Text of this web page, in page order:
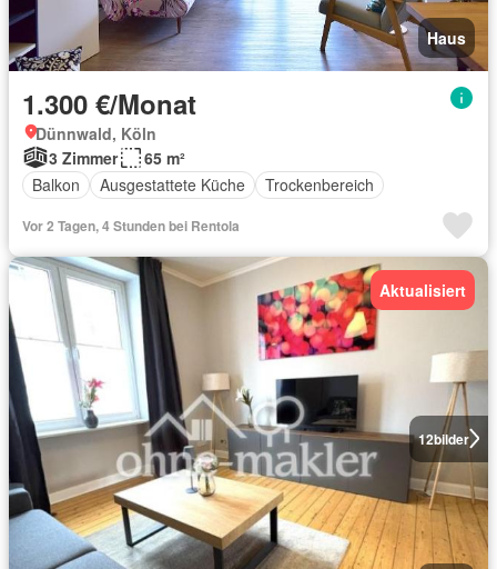
Haus
1.300 €/Monat
Dünnwald, Köln
3 Zimmer
65 m²
Balkon
Ausgestattete Küche Trockenbereich
Vor 2 Tagen, 4 Stunden bei Rentola
12bilder
Aktualisiert